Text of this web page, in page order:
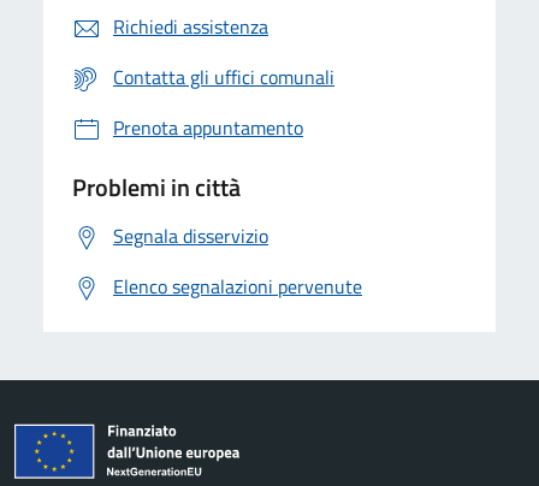
Richiedi assistenza
Contatta gli uffici comunali
Prenota appuntamento
Problemi in città
Segnala disservizio
Elenco segnalazioni pervenute